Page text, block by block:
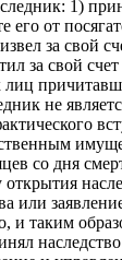
1)
его от
за свой
за свой
лиц
не
со дня
или
и таким